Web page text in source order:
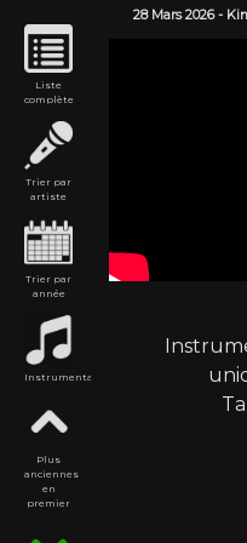
Liste
complète
Trier par
artiste
Trier par
année
Instrumentales
Plus
anciennes
en
premier
28 Mars2026-